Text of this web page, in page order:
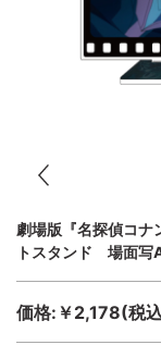
劇場版『名探偵コナ
トスタンド 場面写
価格:￥2,178(税